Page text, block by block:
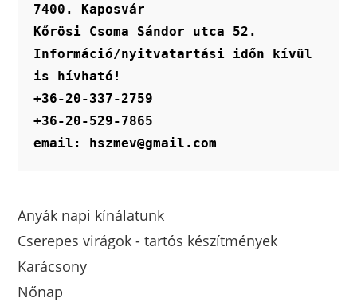
7400. Kaposvár
Kőrösi Csoma Sándor utca 52.
Információ/nyitvatartási időn kívül
is hívható!
+36-20-337-2759
+36-20-529-7865
email: hszmev@gmail.com
Anyák napi kínálatunk
Cserepes virágok - tartós készítmények
Karácsony
Nőnap